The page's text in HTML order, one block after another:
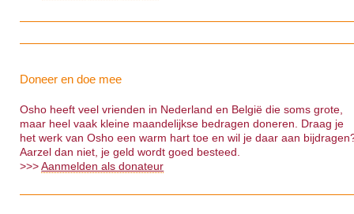
Doneer en doe mee
Osho heeft veel vrienden in Nederland en België die soms grote,
maar heel vaak kleine maandelijkse bedragen doneren. Draag je
het werk van Osho een warm hart toe en wil je daar aan
Aarzel dan niet, je geld wordt goed besteed.
>>>Aanmelden als donateur